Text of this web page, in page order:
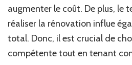
augmenter le coût. De plus, le
réaliser la rénovation influe
total. Donc, il est crucial de
compétente tout en tenant